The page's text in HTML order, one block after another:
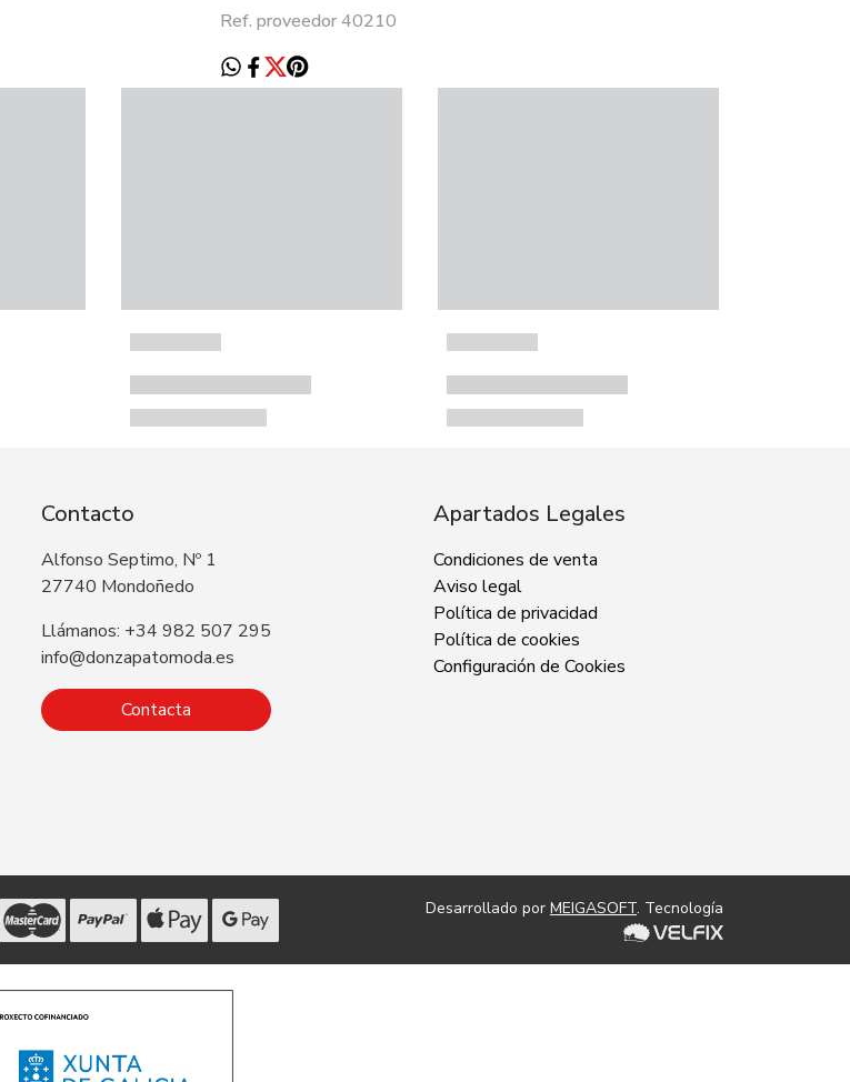
Ref. proveedor 40210
Contacto
Alfonso Septimo, Nº 1
27740 Mondoñedo
Llámanos: +34 982 507 295
info@donzapatomoda.es
Contacta
Apartados Legales
Condiciones de venta
Aviso legal
Política de privacidad
Política de cookies
Configuración de Cookies
Desarrollado por MEIGASOFT. Tecnología